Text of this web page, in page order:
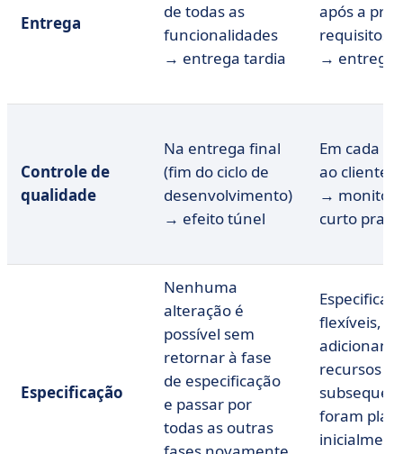
Entrega
de todas as
funcionalidades
→ entrega tardia
após a
requisitos
→ entrega
Controle de
qualidade
Na entrega final
(fim do ciclo de
desenvolvimento)
→ efeito túnel
Em cada
ao cliente
→
curto prazo
Especificação
Nenhuma
alteração é
possível sem
retornar à fase
de especificação
e passar por
todas as outras
flexíveis,
recursos
foram